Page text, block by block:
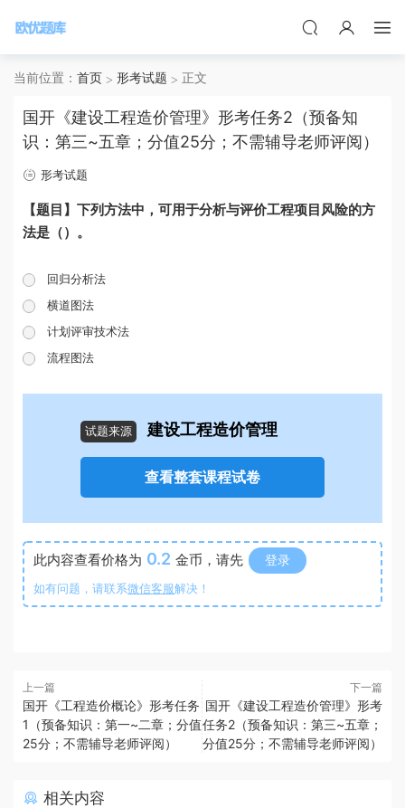
当前位置： 首页 形考试题 正文
国开《建设工程造价管理》形考任务2（预备知
识：第三~五章；分值25分；不需辅导老师评阅）
形考试题
【题目】下列方法中，可用于分析与评价工程项目风险的方
法是（）。
回归分析法
横道图法
计划评审技术法
流程图法
试题来源 建设工程造价管理
查看整套课程试卷
此内容查看价格为 0.2 金币，请先 登录
如有问题，请联系微信客服解决！
上一篇
国开《工程造价概论》形考任务
1（预备知识：第一~二章；分值
25分；不需辅导老师评阅）
下一篇
国开《建设工程造价管理》形考
任务2（预备知识：第三~五章；
分值25分；不需辅导老师评阅）
相关内容